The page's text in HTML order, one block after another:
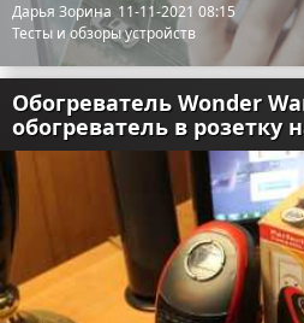
Дарья Зорина 11-11-2021 08:15
Тесты и обзоры устройств
Обогреватель Wonder
обогреватель в розетку